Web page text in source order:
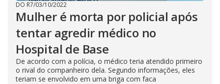
DO R7/03/10/2022
Mulher é morta por policial após
tentar agredir médico no
Hospital de Base
De acordo com a polícia, o médico teria atendido primeiro
o rival do companheiro dela. Segundo informações, eles
teriam se envolvido em uma briga com faca